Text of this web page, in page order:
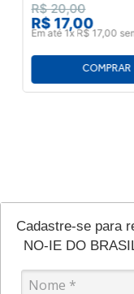
R$ 20,00
R$ 17,00
Em até 1x R$ 17,00
Cadastre-se para
NO-IE DO